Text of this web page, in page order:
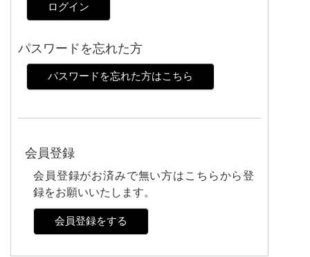
ログイン
パスワードを忘れた方
パスワードを忘れた方はこちら
会員登録
会員登録がお済みで無い方はこちらから登
録をお願いいたします。
会員登録をする